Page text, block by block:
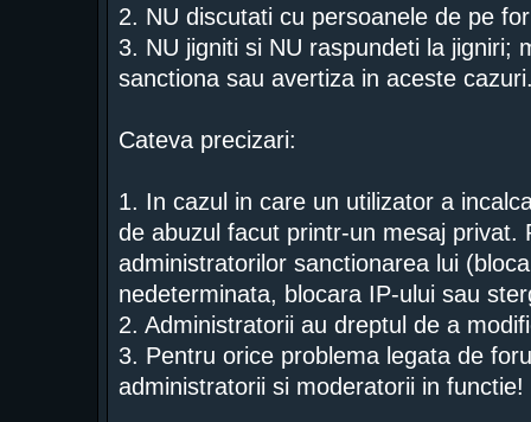
2. NU discutati cu persoanele de pe
3. NU jigniti si NU raspundeti la jigniri;
sanctiona sau avertiza in aceste
Cateva precizari:
1. In cazul in care un utilizator a
de abuzul facut printr-un mesaj
administratorilor sanctionarea lui
nedeterminata, blocara IP-ului sau
2. Administratorii au dreptul de a
3. Pentru orice problema legata de
administratorii si moderatorii in functie!